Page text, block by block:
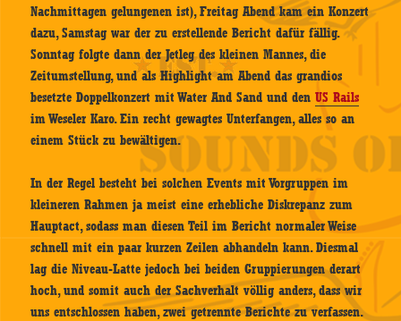
Nachmittagen gelungenen ist), Freitag Abend kam ein Konzert
dazu, Samstag war der zu erstellende Bericht dafür fällig.
Sonntag folgte dann der Jetleg des kleinen Mannes, die
Zeitumstellung, und als Highlight am Abend das grandios
besetzte Doppelkonzert mit Water And Sand und denUS Rails
im Weseler Karo. Ein recht gewagtes Unterfangen, alles so an
einem Stück zu bewältigen.
In der Regel besteht bei solchen Events mit Vorgruppen im
kleineren Rahmen ja meist eine erhebliche Diskrepanz zum
Hauptact, sodass man diesen Teil im Bericht normaler Weise
schnell mit ein paar kurzen Zeilen abhandeln kann. Diesmal
lag die Niveau-Latte jedoch bei beiden Gruppierungen derart
hoch, und somit auch der Sachverhalt völlig anders, dass wir
uns entschlossen haben, zwei getrennte Berichte zu verfassen.